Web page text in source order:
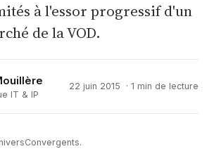
à l'essor progressif d'un
de la VOD.
IT & IP
22 juin 2015 · 1 min de lecture